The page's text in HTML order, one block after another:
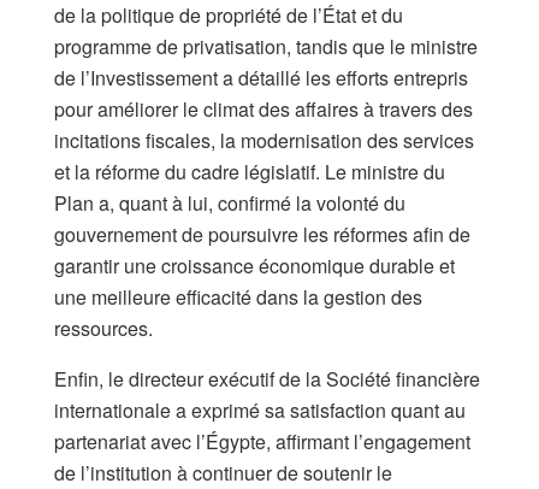
de la politique de propriété de l’État et du
programme de privatisation, tandis que le ministre
de l’Investissement a détaillé les efforts entrepris
pour améliorer le climat des affaires à travers des
incitations fiscales, la modernisation des services
et la réforme du cadre législatif. Le ministre du
Plan a, quant à lui, confirmé la volonté du
gouvernement de poursuivre les réformes afin de
garantir une croissance économique durable et
une meilleure efficacité dans la gestion des
ressources.
Enfin, le directeur exécutif de la Société financière
internationale a exprimé sa satisfaction quant au
partenariat avec l’Égypte, affirmant l’engagement
de l’institution à continuer de soutenir le